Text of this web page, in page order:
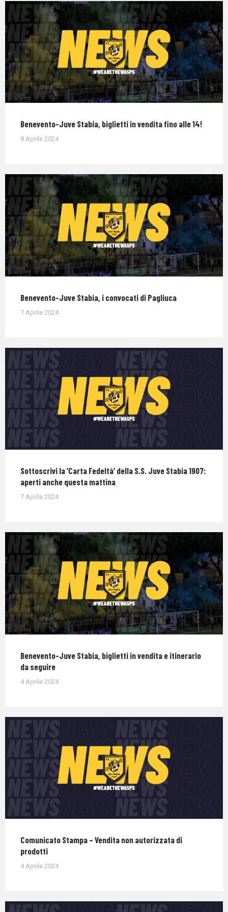
Benevento-Juve Stabia, biglietti in vendita fino alle 14!
8 Aprile 2024
Benevento-Juve Stabia, i convocati di Pagliuca
7 Aprile 2024
Sottoscrivi la ‘Carta Fedeltà’ della S.S. Juve Stabia 1907:
aperti anche questa mattina
7 Aprile 2024
Benevento-Juve Stabia, biglietti in vendita e itinerario
da seguire
4 Aprile 2024
Comunicato Stampa – Vendita non autorizzata di
prodotti
4 Aprile 2024